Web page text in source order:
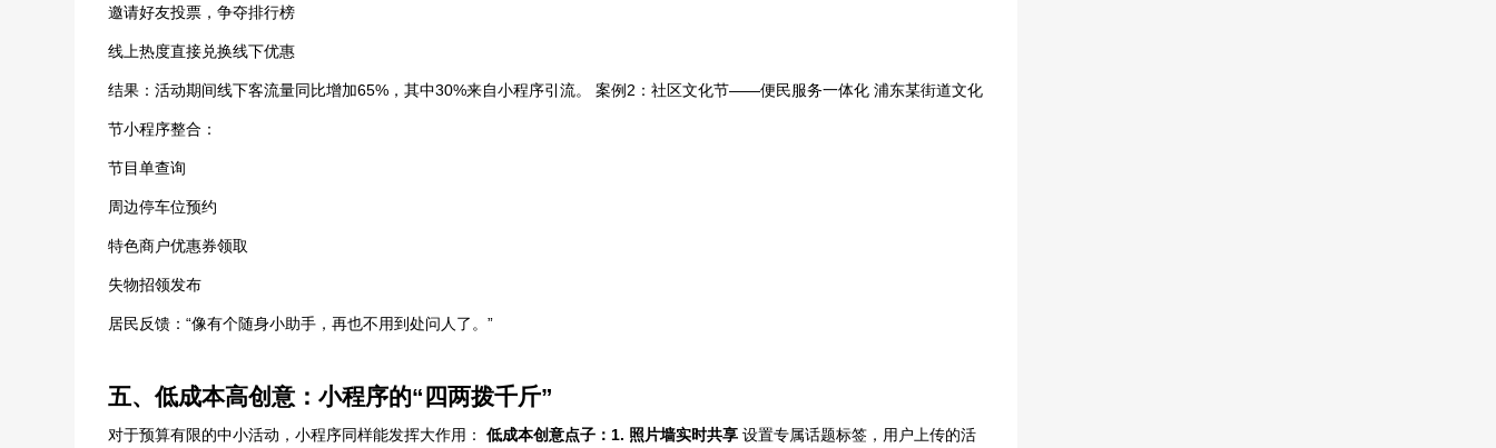
邀请好友投票，争夺排行榜
线上热度直接兑换线下优惠
结果：活动期间线下客流量同比增加65%，其中30%来自小程序引流。 案例2：社区文化节——便民服务一体化 浦东某街道文化
节小程序整合：
节目单查询
周边停车位预约
特色商户优惠券领取
失物招领发布
居民反馈：“像有个随身小助手，再也不用到处问人了。”
五、低成本高创意：小程序的“四两拨千斤”
对于预算有限的中小活动，小程序同样能发挥大作用：低成本创意点子： 1. 照片墙实时共享 设置专属话题标签，用户上传的活